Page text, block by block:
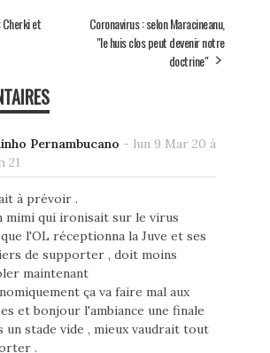
Cherki et
Coronavirus : selon Maracineanu,
"le huis clos peut devenir notre
doctrine"
Pernambucano - lun 9 Mar 20 à
21
à prévoir .
mimi qui ironisait sur le virus
l'OL réceptionna la Juve et ses
de supporter , doit moins
maintenant
ça va faire mal aux
et bonjour l'ambiance une finale
un stade vide , mieux vaudrait tout
.